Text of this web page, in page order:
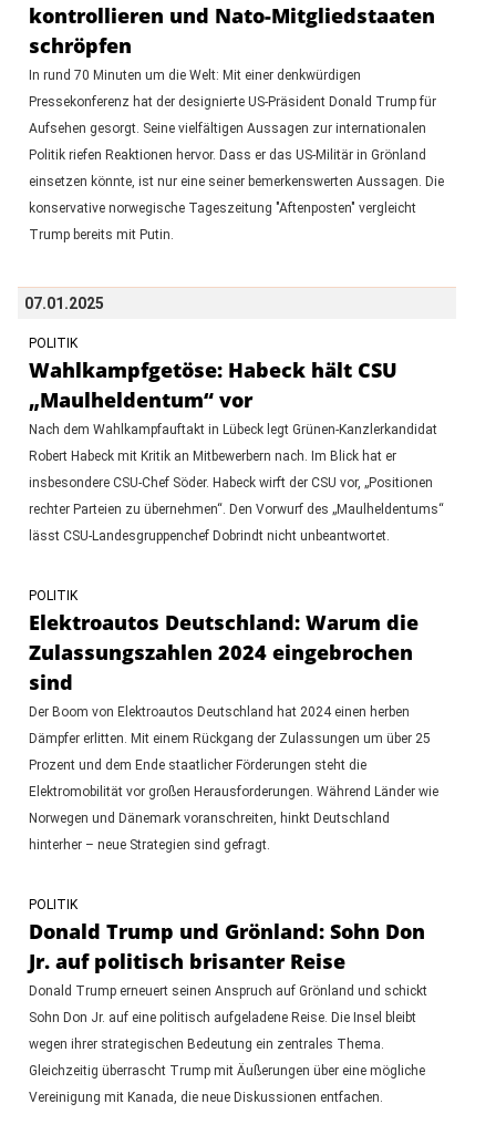
kontrollieren und Nato-Mitgliedstaaten
schröpfen
In rund 70 Minuten um die Welt: Mit einer denkwürdigen
Pressekonferenz hat der designierte US-Präsident Donald Trump für
Aufsehen gesorgt. Seine vielfältigen Aussagen zur internationalen
Politik riefen Reaktionen hervor. Dass er das US-Militär in Grönland
einsetzen könnte, ist nur eine seiner bemerkenswerten Aussagen. Die
konservative norwegische Tageszeitung "Aftenposten" vergleicht
Trump bereits mit Putin.
07.01.2025
POLITIK
Wahlkampfgetöse: Habeck hält CSU
„Maulheldentum“ vor
Nach dem Wahlkampfauftakt in Lübeck legt Grünen-Kanzlerkandidat
Robert Habeck mit Kritik an Mitbewerbern nach. Im Blick hat er
insbesondere CSU-Chef Söder. Habeck wirft der CSU vor, „Positionen
rechter Parteien zu übernehmen“. Den Vorwurf des „Maulheldentums“
lässt CSU-Landesgruppenchef Dobrindt nicht unbeantwortet.
POLITIK
Elektroautos Deutschland: Warum die
Zulassungszahlen 2024 eingebrochen
sind
Der Boom von Elektroautos Deutschland hat 2024 einen herben
Dämpfer erlitten. Mit einem Rückgang der Zulassungen um über 25
Prozent und dem Ende staatlicher Förderungen steht die
Elektromobilität vor großen Herausforderungen. Während Länder wie
Norwegen und Dänemark voranschreiten, hinkt Deutschland
hinterher – neue Strategien sind gefragt.
POLITIK
Donald Trump und Grönland: Sohn Don
Jr. auf politisch brisanter Reise
Donald Trump erneuert seinen Anspruch auf Grönland und schickt
Sohn Don Jr. auf eine politisch aufgeladene Reise. Die Insel bleibt
wegen ihrer strategischen Bedeutung ein zentrales Thema.
Gleichzeitig überrascht Trump mit Äußerungen über eine mögliche
Vereinigung mit Kanada, die neue Diskussionen entfachen.